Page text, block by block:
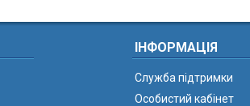
ІНФОРМАЦІЯ
Служба підтримки
Особистий кабінет